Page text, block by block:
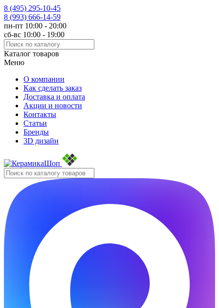
8 (495) 295-10-45
8 (993) 666-14-59
пн-пт 10:00 - 20:00
сб-вс 10:00 - 19:00
Каталог товаров
Меню
О компании
Как сделать заказ
Доставка и оплата
Акции и новости
Контакты
Статьи
Бренды
3D дизайн